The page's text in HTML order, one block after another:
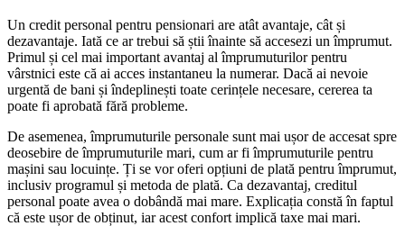
Un credit personal pentru pensionari are atât avantaje, cât și
dezavantaje. Iată ce ar trebui să știi înainte să accesezi un împrumut.
Primul și cel mai important avantaj al împrumuturilor pentru
vârstnici este că ai acces instantaneu la numerar. Dacă ai nevoie
urgentă de bani și îndeplinești toate cerințele necesare, cererea ta
poate fi aprobată fără probleme.
De asemenea, împrumuturile personale sunt mai ușor de accesat spre
deosebire de împrumuturile mari, cum ar fi împrumuturile pentru
mașini sau locuințe. Ți se vor oferi opțiuni de plată pentru împrumut,
inclusiv programul și metoda de plată. Ca dezavantaj, creditul
personal poate avea o dobândă mai mare. Explicația constă în faptul
că este ușor de obținut, iar acest confort implică taxe mai mari.